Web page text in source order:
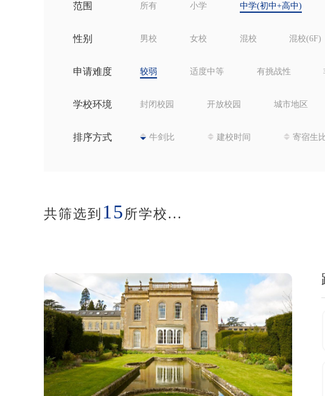
范围 所有 小学 中学(初中+高中)
性别 男校 女校 混校 混校(6F)
申请难度 较弱 适度中等 有挑战性
学校环境 封闭校园 开放校园 城市地区
排序方式 牛剑比 建校时间 寄宿生
共筛选到 15所学校...